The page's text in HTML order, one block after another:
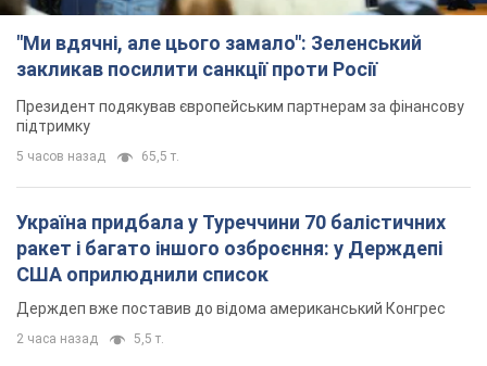
"Ми вдячні, але цього замало": Зеленський
закликав посилити санкції проти Росії
Президент подякував європейським партнерам за фінансову
підтримку
5 часов назад 65,5 т.
Україна придбала у Туреччини 70 балістичних
ракет і багато іншого озброєння: у Держдепі
США оприлюднили список
Держдеп вже поставив до відома американський Конгрес
2 часа назад 5,5 т.